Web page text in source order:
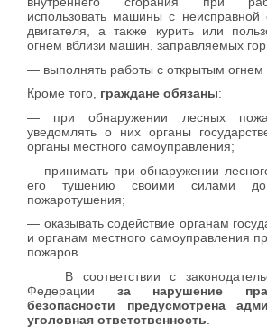
использовать машины с неисправной
двигателя, а также курить или
огнем вблизи машин, заправляемых
— выполнять работы с открытым огнем
Кроме того, граждане обязаны:
— при обнаружении лесных
уведомлять о них органы
органы местного самоуправления;
— принимать при обнаружении
его тушению своими силами
пожаротушения;
— оказывать содействие органам
и органам местного самоуправления
пожаров.
В соответствии с
Федерации за нарушение
безопасности
предусмотрена
уголовная ответственность